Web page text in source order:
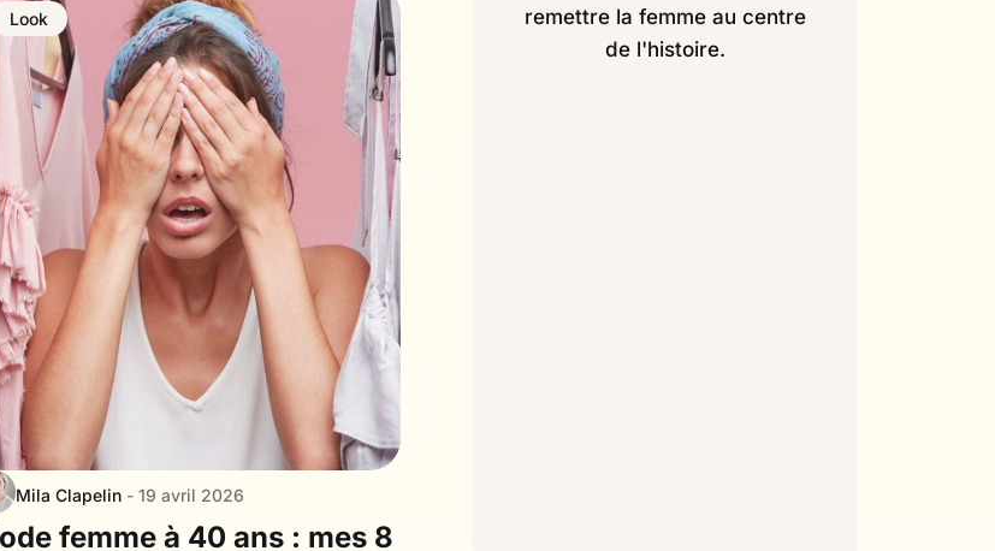
Look
Mila Clapelin - 19 avril 2026
femme à 40 ans : mes 8
remettre la femme au centre
de l'histoire.